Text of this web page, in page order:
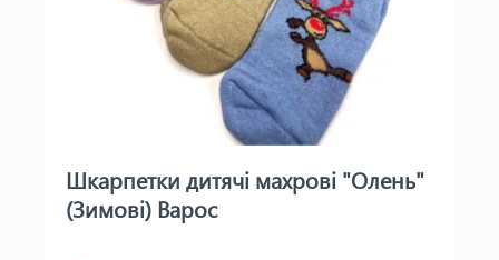
Шкарпетки дитячі махрові "Олень"
(Зимові) Варос